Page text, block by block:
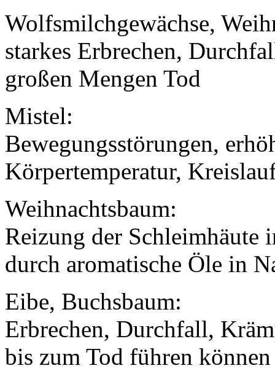
Wolfsmilchgewächse,
starkes Erbrechen,
großen Mengen Tod
Mistel:
Bewegungsstörungen,
Körpertemperatur,
Weihnachtsbaum:
Reizung der Schleimhäute
durch aromatische Öle in
Eibe, Buchsbaum:
Erbrechen, Durchfall,
bis zum Tod führen können